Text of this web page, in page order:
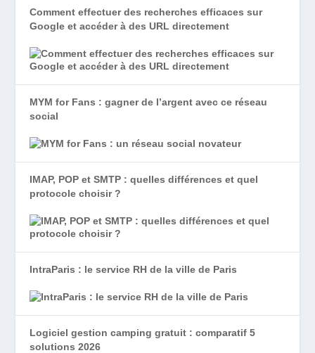
Comment effectuer des recherches efficaces sur
Google et accéder à des URL directement
MYM for Fans : gagner de l’argent avec ce réseau
social
IMAP, POP et SMTP : quelles différences et quel
protocole choisir ?
IntraParis : le service RH de la ville de Paris
Logiciel gestion camping gratuit : comparatif 5
solutions 2026